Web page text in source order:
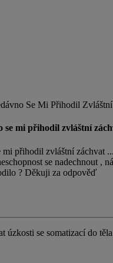
Se Mi Přihodil
mi přihodil zvláštní
přihodil zvláštní záchvat
se nadechnout ,
? Děkuji za odpověď
se somatizací do